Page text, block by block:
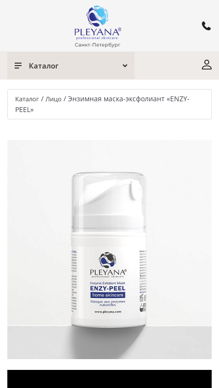
Каталог
Каталог / Лицо / Энзимная маска-эксфолиант «ENZY-
PEEL»